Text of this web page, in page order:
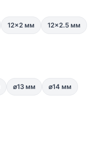
12×2 мм 12×2.5 мм
⌀13 мм ⌀14 мм